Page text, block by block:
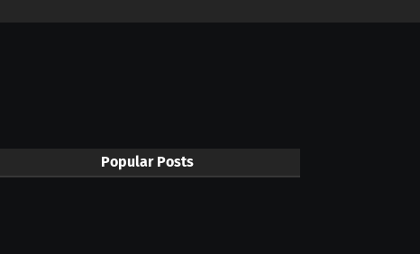
Popular Posts